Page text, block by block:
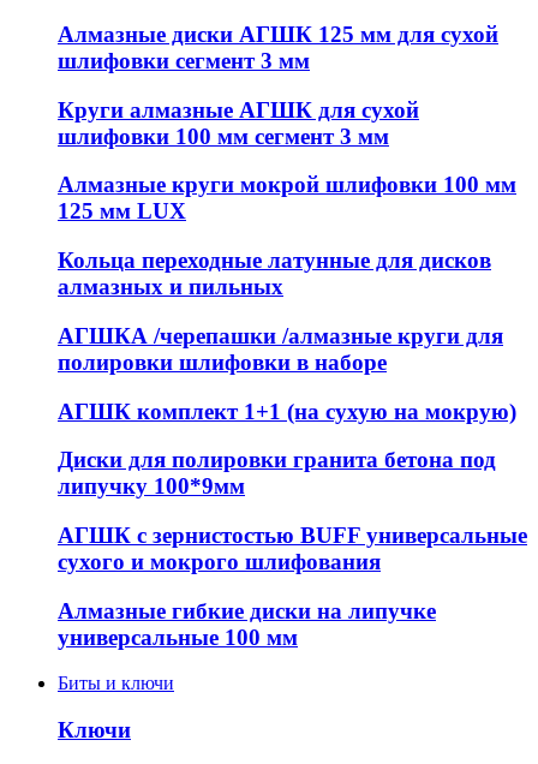
Алмазные диски АГШК 125 мм для сухой
шлифовки сегмент 3 мм
Круги алмазные АГШК для сухой
шлифовки 100 мм сегмент 3 мм
Алмазные круги мокрой шлифовки 100 мм
125 мм LUX
Кольца переходные латунные для дисков
алмазных и пильных
АГШКА /черепашки /алмазные круги для
полировки шлифовки в наборе
АГШК комплект 1+1 (на сухую на мокрую)
Диски для полировки гранита бетона под
липучку 100*9мм
АГШК с зернистостью BUFF универсальные
сухого и мокрого шлифования
Алмазные гибкие диски на липучке
универсальные 100 мм
Биты и ключи
Ключи